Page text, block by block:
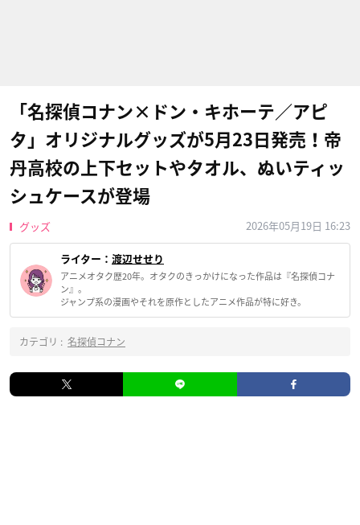
「名探偵コナン×ドン・キホーテ／アピ
タ」オリジナルグッズが5月23日発売！帝
丹高校の上下セットやタオル、ぬいティッ
シュケースが登場
グッズ 2026年05月19日 16:23
ライター： 渡辺せせり
アニメオタク歴20年。オタクのきっかけになった作品は『名探偵コナ
ン』。
ジャンプ系の漫画やそれを原作としたアニメ作品が特に好き。
カテゴリ : 名探偵コナン